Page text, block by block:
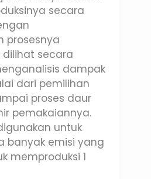
secara
prosesnya
dilihat secara
dampak
dari pemilihan
proses daur
pemakaiannya.
untuk
banyak emisi yang
memproduksi 1